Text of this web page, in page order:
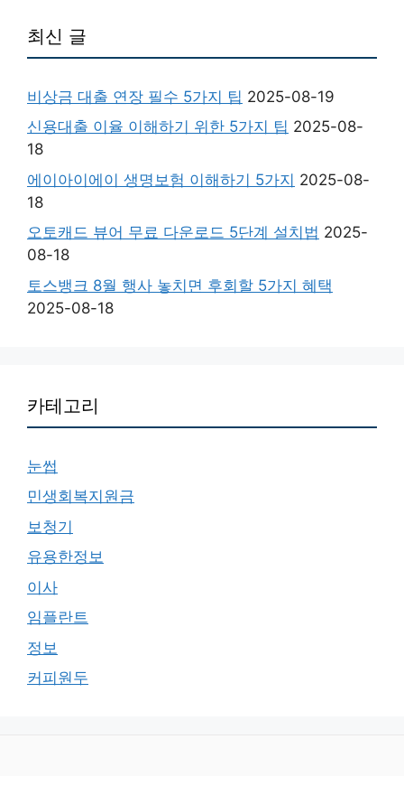
최신 글
비상금 대출 연장 필수 5가지 팁 2025-08-19
신용대출 이율 이해하기 위한 5가지 팁 2025-08-
18
에이아이에이 생명보험 이해하기 5가지 2025-08-
18
오토캐드 뷰어 무료 다운로드 5단계 설치법 2025-
08-18
토스뱅크 8월 행사 놓치면 후회할 5가지 혜택
2025-08-18
카테고리
눈썹
민생회복지원금
보청기
유용한정보
이사
임플란트
정보
커피원두